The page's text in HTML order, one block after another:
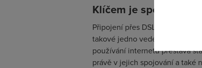
Klíčem je spojování
Připojení přes DSL je často
takové jedno vedení má velice
používání internetu přestává
právě v jejich spojování a také